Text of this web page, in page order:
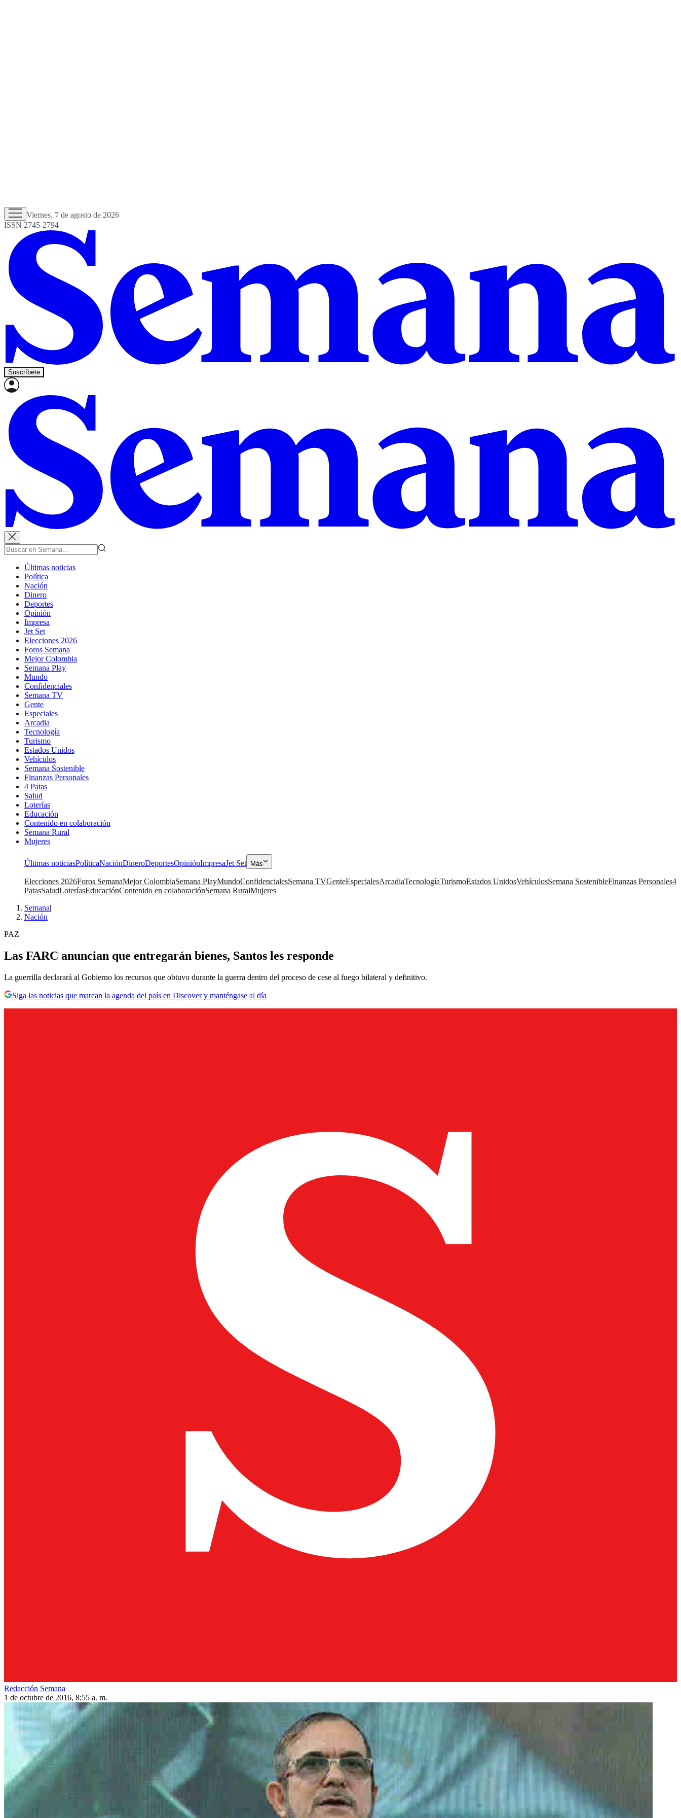
Viernes, 7 de agosto de 2026
ISSN 2745-2794
Suscríbete
Últimas noticias
Política
Nación
Dinero
Deportes
Opinión
Impresa
Jet Set
Elecciones 2026
Foros Semana
Mejor Colombia
Semana Play
Mundo
Confidenciales
Semana TV
Gente
Especiales
Arcadia
Tecnología
Turismo
Estados Unidos
Vehículos
Semana Sostenible
Finanzas Personales
4 Patas
Salud
Loterías
Educación
Contenido en colaboración
Semana Rural
Mujeres
Últimas noticiasPolíticaNaciónDineroDeportesOpiniónImpresaJet Set Más
Elecciones 2026Foros SemanaMejor ColombiaSemana PlayMundoConfidencialesSemana TVGenteEspecialesArcadiaTecnologíaTurismoEstados UnidosVehículosSemana SostenibleFinanzas Personales4
PatasSaludLoteríasEducaciónContenido en colaboraciónSemana RuralMujeres
Semana|
Nación
PAZ
Las FARC anuncian que entregarán bienes, Santos les responde
La guerrilla declarará al Gobierno los recursos que obtuvo durante la guerra dentro del proceso de cese al fuego bilateral y definitivo.
Siga las noticias que marcan la agenda del país en Discover y manténgase al día
Redacción Semana
1 de octubre de 2016, 8:55 a. m.